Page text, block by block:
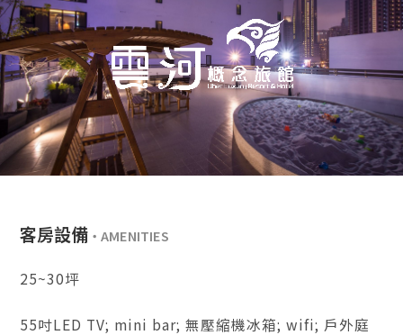
客房設備
25~30坪
55吋LED TV; mini bar; 無壓縮機冰箱; wifi; 戶外庭